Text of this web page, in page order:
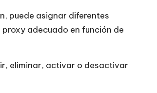
puede asignar diferentes
adecuado en función de
eliminar, activar o desactivar